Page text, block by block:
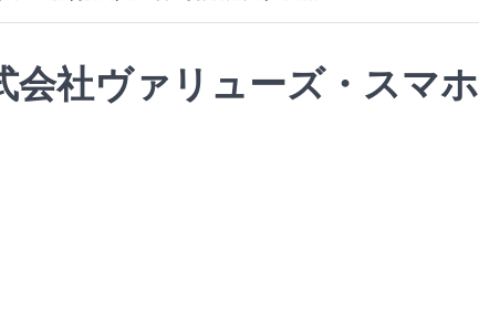
会社ヴァリューズ・スマホ